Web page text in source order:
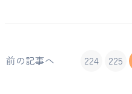
前の記事へ 224 225